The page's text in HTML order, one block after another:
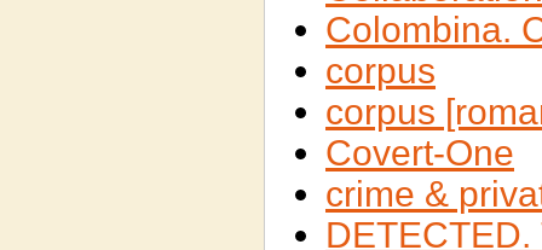
Colombina.
corpus
corpus
Covert-One
crime &